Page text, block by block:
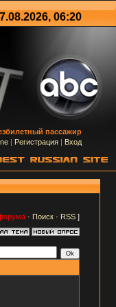
06:20
пассажир
| Регистрация | Вход
· Поиск· RSS]